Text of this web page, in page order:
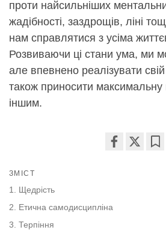
проти найсильніших
жадібності, заздрощів, ліні
нам справлятися з усіма
Розвиваючи ці стани ума, ми
але впевнено реалізувати
також приносити максимальну
іншим.
ЗМІСТ
1. Щедрість
2. Етична самодисципліна
3. Терпіння